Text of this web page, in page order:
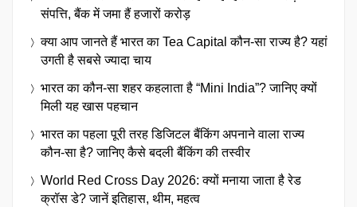
संपत्ति, बैंक में जमा हैं हजारों करोड़
क्या आप जानते हैं भारत का Tea Capital कौन-सा राज्य है? यहां
उगती है सबसे ज्यादा चाय
भारत का कौन-सा शहर कहलाता है “Mini India”? जानिए क्यों
मिली यह खास पहचान
भारत का पहला पूरी तरह डिजिटल बैंकिंग अपनाने वाला राज्य
कौन-सा है? जानिए कैसे बदली बैंकिंग की तस्वीर
World Red Cross Day 2026: क्यों मनाया जाता है रेड
क्रॉस डे? जानें इतिहास, थीम, महत्व